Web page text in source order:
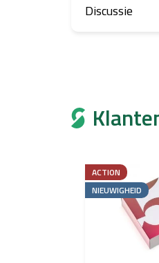
Discussie
ACTION
NIEUWIGHEID